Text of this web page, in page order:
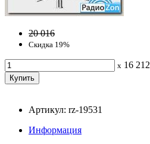
20 016
Скидка 19%
x 16 212
Артикул: rz-19531
Информация